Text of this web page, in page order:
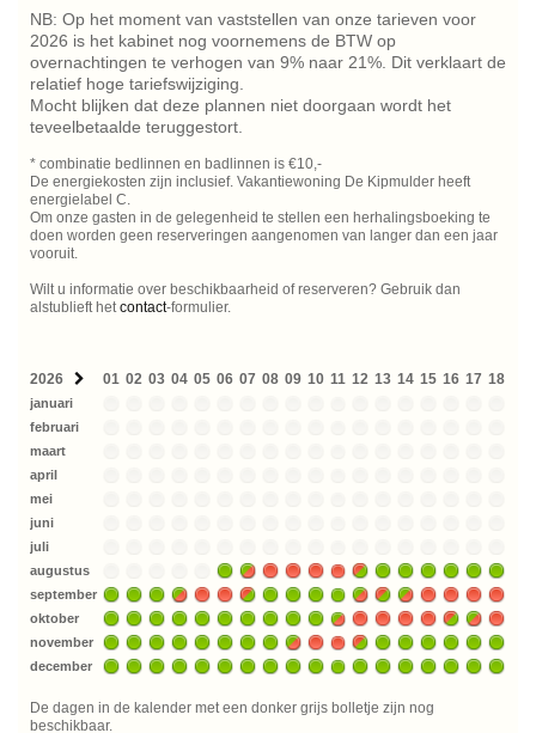
NB: Op het moment van vaststellen van onze tarieven voor
2026 is het kabinet nog voornemens de BTW op
overnachtingen te verhogen van 9% naar 21%. Dit verklaart de
relatief hoge tariefswijziging.
Mocht blijken dat deze plannen niet doorgaan wordt het
teveelbetaalde teruggestort.
* combinatie bedlinnen en badlinnen is €10,-
De energiekosten zijn inclusief. Vakantiewoning De Kipmulder heeft
energielabel C.
Om onze gasten in de gelegenheid te stellen een herhalingsboeking te
doen worden geen reserveringen aangenomen van langer dan een jaar
vooruit.
Wilt u informatie over beschikbaarheid of reserveren? Gebruik dan
alstublieft het contact-formulier.
2026 01 02 03 04 05 06 07 08 09 10 11 12 13 14 15 16 17 18
januari
februari
maart
april
mei
juni
juli
augustus
september
oktober
november
december
De dagen in de kalender met een donker grijs bolletje zijn nog
beschikbaar.